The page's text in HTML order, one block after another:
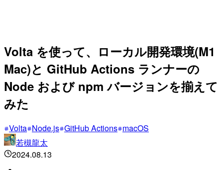
Volta を使って、ローカル開発環境(M1
Mac)と GitHub Actions ランナーの
Node および npm バージョンを揃えて
みた
Volta Node.js GitHub Actions macOS
若槻龍太
2024.08.13